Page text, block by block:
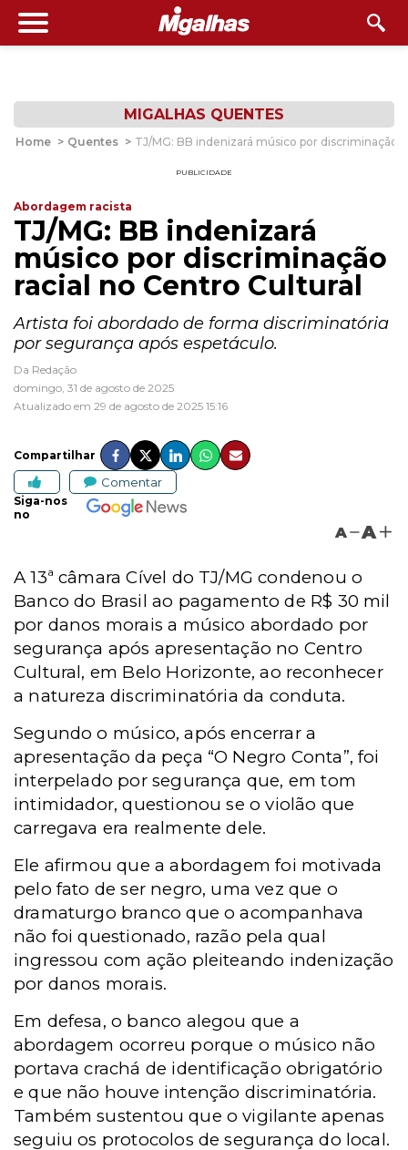
MIGALHAS QUENTES
Home > Quentes > TJ/MG: BB indenizará músico por discriminação
PUBLICIDADE
Abordagem racista
TJ/MG: BB indenizará
músico por discriminação
racial no Centro Cultural
Artista foi abordado de forma discriminatória
por segurança após espetáculo.
Da Redação
domingo, 31 de agosto de 2025
Atualizado em 29 de agosto de 2025 15:16
Compartilhar
Comentar
Siga-nos
no
A A
A 13ª câmara Cível do TJ/MG condenou o
Banco do Brasil ao pagamento de R$ 30 mil
por danos morais a músico abordado por
segurança após apresentação no Centro
Cultural, em Belo Horizonte, ao reconhecer
a natureza discriminatória da conduta.
Segundo o músico, após encerrar a
apresentação da peça “O Negro Conta”, foi
interpelado por segurança que, em tom
intimidador, questionou se o violão que
carregava era realmente dele.
Ele afirmou que a abordagem foi motivada
pelo fato de ser negro, uma vez que o
dramaturgo branco que o acompanhava
não foi questionado, razão pela qual
ingressou com ação pleiteando indenização
por danos morais.
Em defesa, o banco alegou que a
abordagem ocorreu porque o músico não
portava crachá de identificação obrigatório
e que não houve intenção discriminatória.
Também sustentou que o vigilante apenas
seguiu os protocolos de segurança do local.